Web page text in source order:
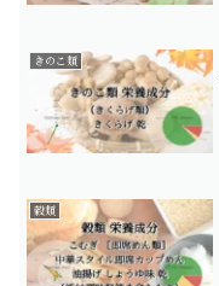
きのこ類
穀類